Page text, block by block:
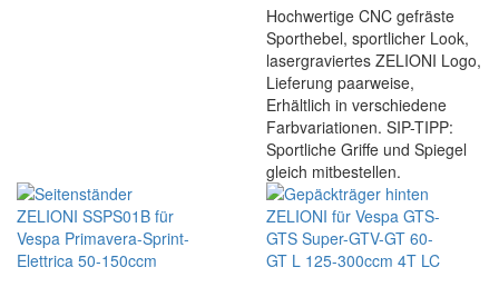
Hochwertige CNC gefräste
Sporthebel, sportlicher Look,
lasergraviertes ZELIONI Logo,
Lieferung paarweise,
Erhältlich in verschiedene
Farbvariationen. SIP-TIPP:
Sportliche Griffe und Spiegel
gleich mitbestellen.